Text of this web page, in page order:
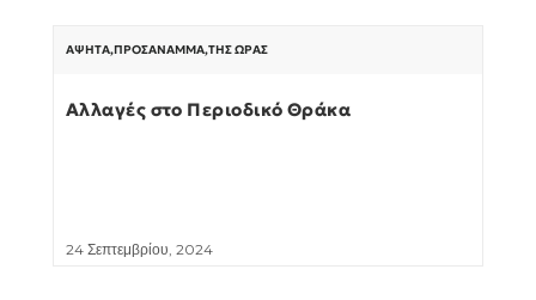
ΆΨΗΤΑ,ΠΡΟΣΆΝΑΜΜΑ,ΤΗΣ ΏΡΑΣ
Αλλαγές στο Περιοδικό Θράκα
24 Σεπτεμβρίου, 2024